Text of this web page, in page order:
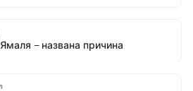
– названа причина